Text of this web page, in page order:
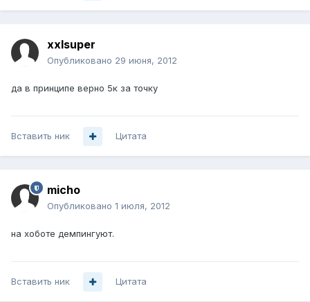
xxlsuper
Опубликовано 29 июня, 2012
да в принципе верно 5к за точку
Вставить ник Цитата
micho
Опубликовано 1 июля, 2012
на хоботе демпингуют.
Вставить ник Цитата